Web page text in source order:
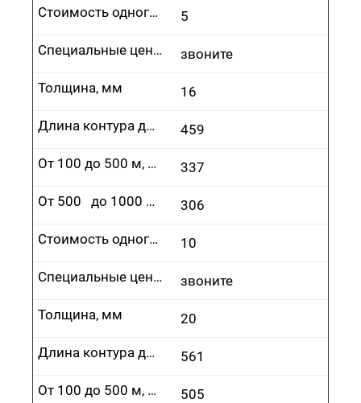
5
Стоимость одного врезания, руб.
звоните
Специальные цены
16
Толщина, мм
459
Длина контура до 100 м, руб.
337
От 100 до 500 м, руб.
306
От 500 до 1000 м, руб.
10
Стоимость одного врезания, руб.
звоните
Специальные цены
20
Толщина, мм
561
Длина контура до 100 м, руб.
505
От 100 до 500 м, руб.